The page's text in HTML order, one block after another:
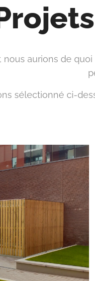
nous aurions de
sélectionné ci-